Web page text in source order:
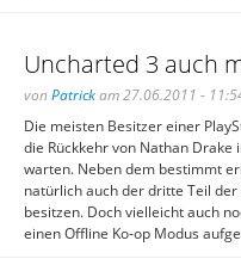
Uncharted 3 auch
von Patrickam 27.06.2011 -
Die meisten Besitzer einer
die Rückkehr von Nathan
warten. Neben dem bestimmt
natürlich auch der dritte Teil
besitzen. Doch vielleicht auch
einen Offline Ko-op Modus